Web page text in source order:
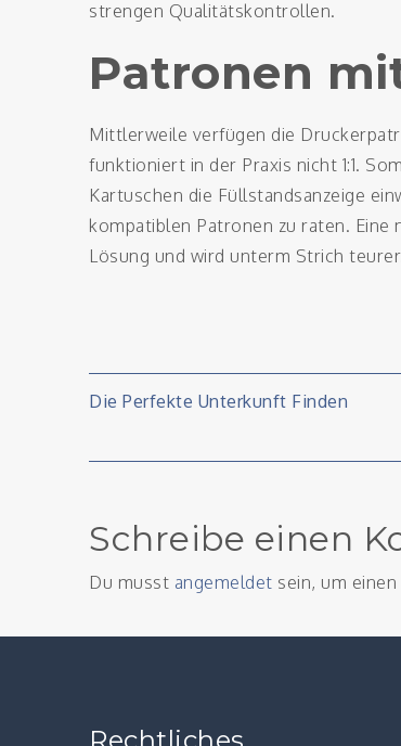
strengen Qualitätskontrollen.
Patronen
Mittlerweile verfügen die
funktioniert in der Praxis nicht 1:1.
Kartuschen die Füllstandsanzeige
kompatiblen Patronen zu raten.
Lösung und wird unterm Strich
Die Perfekte Unterkunft Finden
Schreibe einen
Du musst angemeldet sein, um